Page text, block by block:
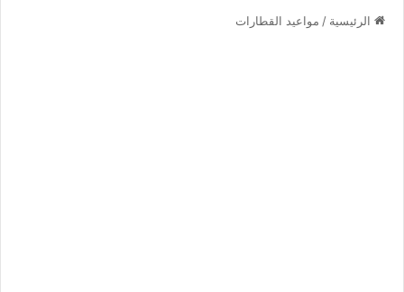
الرئيسية / مواعيد القطارات